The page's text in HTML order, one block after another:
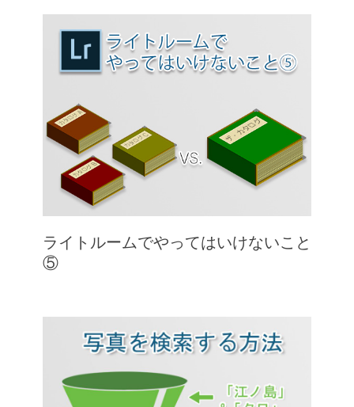
ライトルームでやってはいけないこと
⑤